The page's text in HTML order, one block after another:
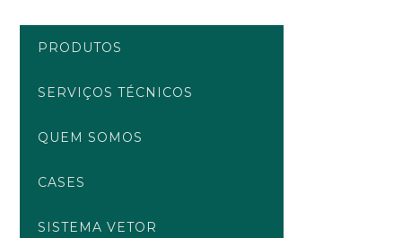
PRODUTOS
SERVIÇOS TÉCNICOS
QUEM SOMOS
CASES
SISTEMA VETOR